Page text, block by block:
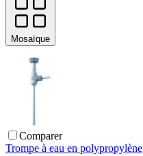
Mosaïque
Comparer
Trompe à eau en polypropylène